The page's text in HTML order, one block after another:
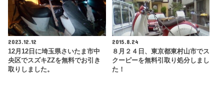
2023.12.12
12月12日に埼玉県さいたま市中
央区でスズキZZを無料でお引き
取りしました。
2015.8.24
８月２４日、東京都東村山市でス
クーピーを無料引取り処分しまし
た！